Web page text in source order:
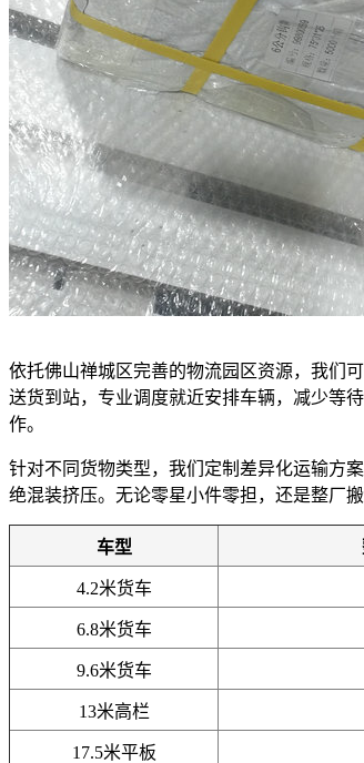
依托佛山禅城区完善的物流园区资源，我们
送货到站，专业调度就近安排车辆，减少等
作。
针对不同货物类型，我们定制差异化运输方
绝混装挤压。无论零星小件零担，还是整厂
车型
4.2米货车
6.8米货车
9.6米货车
13米高栏
17.5米平板